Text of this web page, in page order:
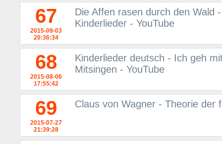
67
2015-09-03
20:36:34
Die Affen rasen durch den Wald
Kinderlieder - YouTube
68
2015-08-06
17:55:42
Kinderlieder deutsch - Ich geh
Mitsingen - YouTube
69
2015-07-27
21:39:28
Claus von Wagner - Theorie der